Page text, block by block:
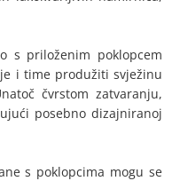
s priloženim poklopcem
i time produžiti svježinu
čvrstom zatvaranju,
posebno dizajniranoj
s poklopcima mogu se